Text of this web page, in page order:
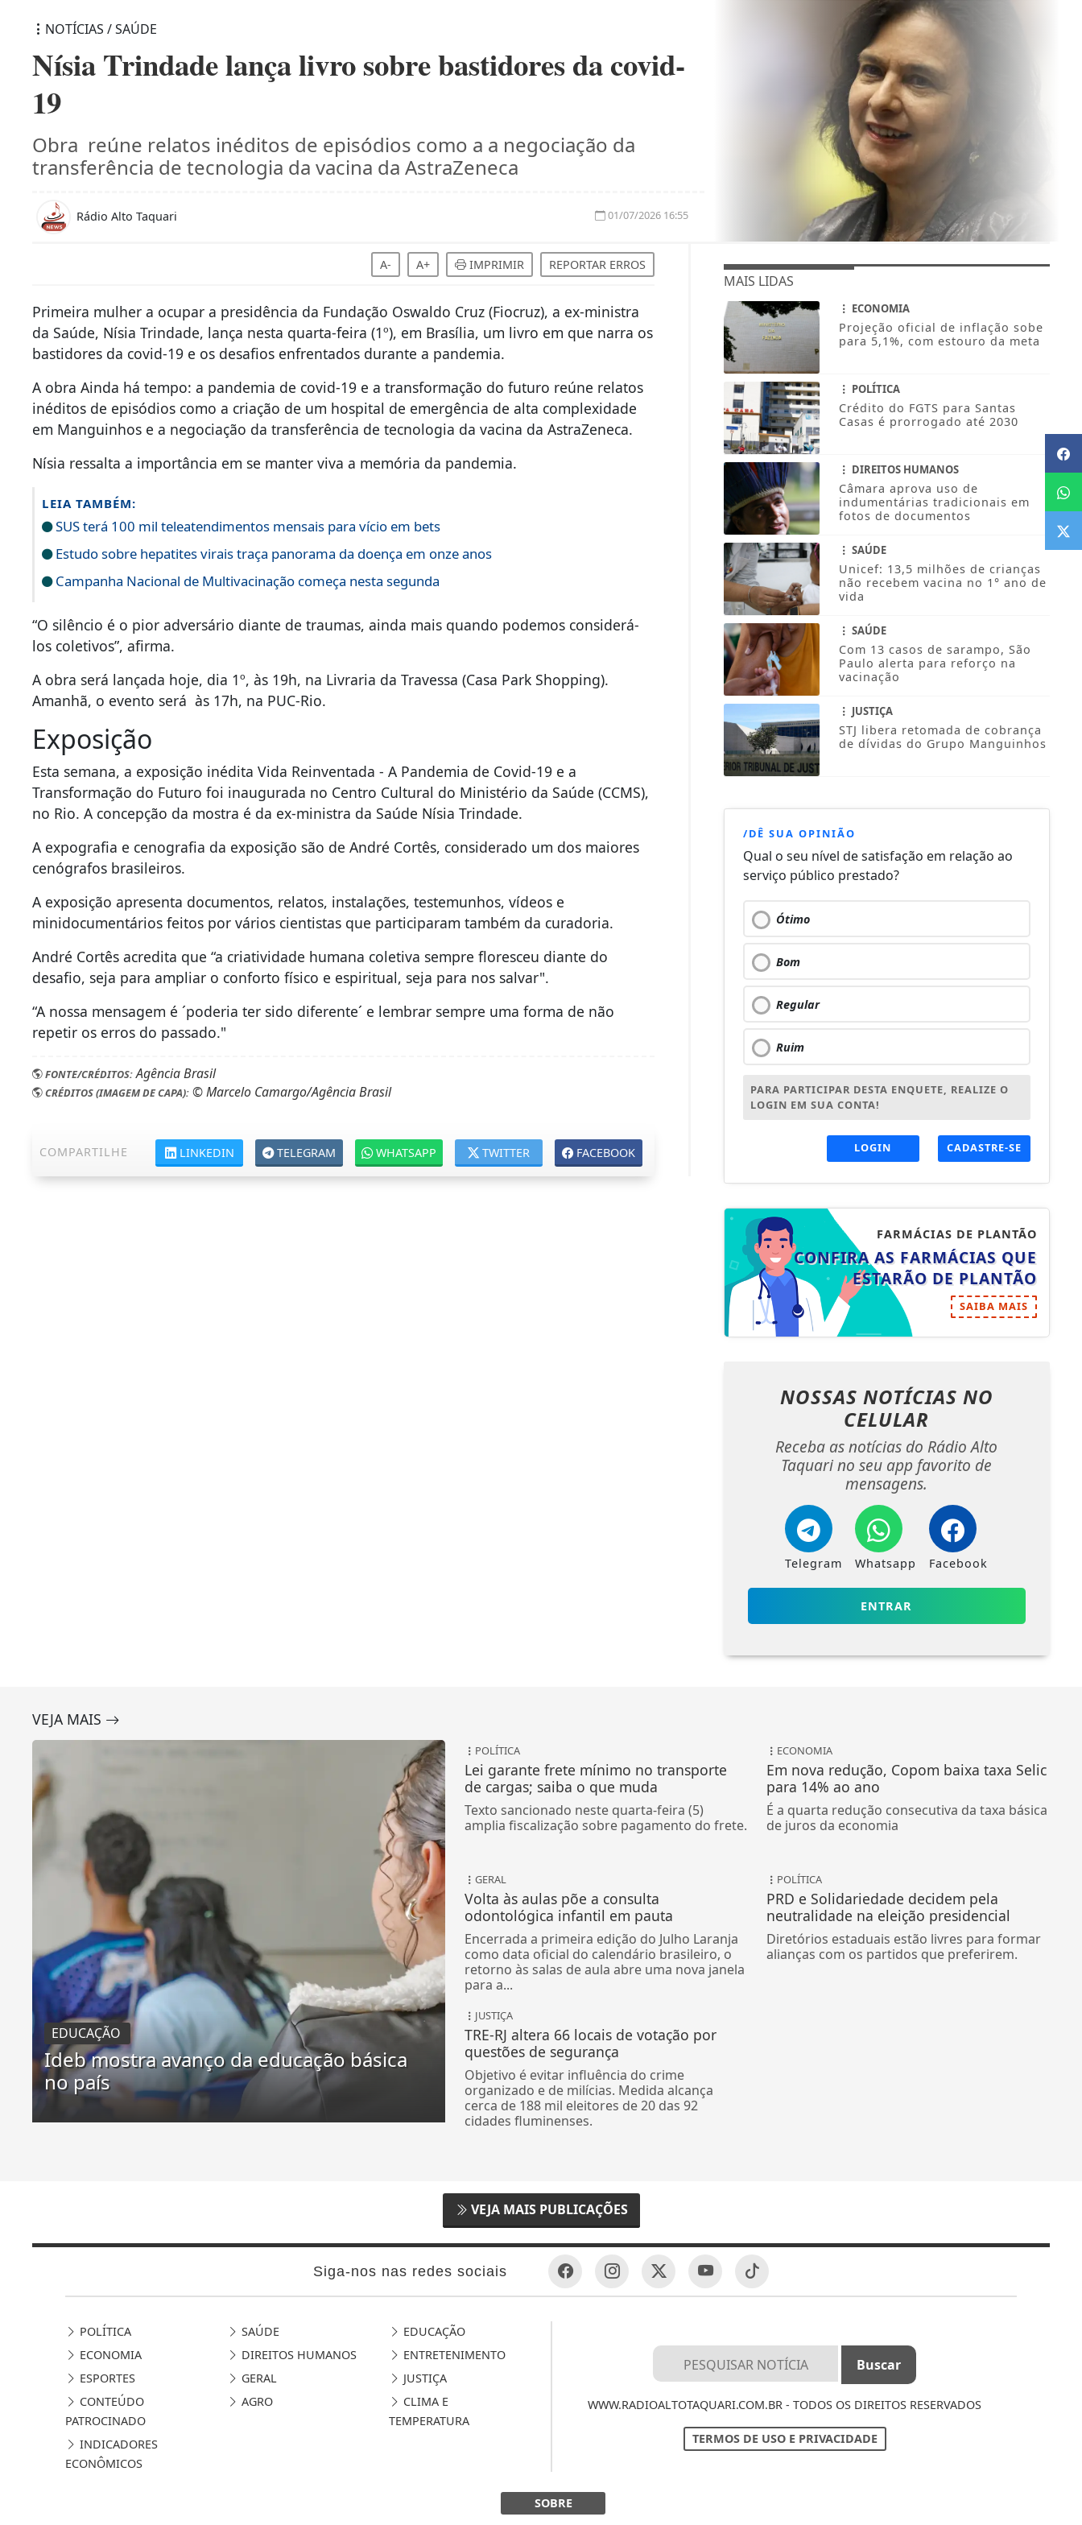
NOTÍCIAS / SAÚDE
Nísia Trindade lança livro sobre bastidores da covid-
19
Obra reúne relatos inéditos de episódios como a a negociação da
transferência de tecnologia da vacina da AstraZeneca
Rádio Alto Taquari 01/07/2026 16:55
A- A+ IMPRIMIR REPORTAR ERROS
Primeira mulher a ocupar a presidência da Fundação Oswaldo Cruz (Fiocruz), a ex-ministra
da Saúde, Nísia Trindade, lança nesta quarta-feira (1º), em Brasília, um livro em que narra os
bastidores da covid-19 e os desafios enfrentados durante a pandemia.
A obra Ainda há tempo: a pandemia de covid-19 e a transformação do futuro reúne relatos
inéditos de episódios como a criação de um hospital de emergência de alta complexidade
em Manguinhos e a negociação da transferência de tecnologia da vacina da AstraZeneca.
Nísia ressalta a importância em se manter viva a memória da pandemia.
LEIA TAMBÉM:
SUS terá 100 mil teleatendimentos mensais para vício em bets
Estudo sobre hepatites virais traça panorama da doença em onze anos
Campanha Nacional de Multivacinação começa nesta segunda
“O silêncio é o pior adversário diante de traumas, ainda mais quando podemos considerá-
los coletivos”, afirma.
A obra será lançada hoje, dia 1º, às 19h, na Livraria da Travessa (Casa Park Shopping).
Amanhã, o evento será às 17h, na PUC-Rio.
Exposição
Esta semana, a exposição inédita Vida Reinventada - A Pandemia de Covid-19 e a
Transformação do Futuro foi inaugurada no Centro Cultural do Ministério da Saúde (CCMS),
no Rio. A concepção da mostra é da ex-ministra da Saúde Nísia Trindade.
A expografia e cenografia da exposição são de André Cortês, considerado um dos maiores
cenógrafos brasileiros.
A exposição apresenta documentos, relatos, instalações, testemunhos, vídeos e
minidocumentários feitos por vários cientistas que participaram também da curadoria.
André Cortês acredita que “a criatividade humana coletiva sempre floresceu diante do
desafio, seja para ampliar o conforto físico e espiritual, seja para nos salvar".
“A nossa mensagem é ´poderia ter sido diferente´ e lembrar sempre uma forma de não
repetir os erros do passado."
FONTE/CRÉDITOS:Agência Brasil
CRÉDITOS (IMAGEM DE CAPA): © Marcelo Camargo/Agência Brasil
COMPARTILHE FACEBOOK
TWITTER
WHATSAPP
TELEGRAM
LINKEDIN
MAIS LIDAS
ECONOMIA
Projeção oficial de inflação sobe
para 5,1%, com estouro da meta
POLÍTICA
Crédito do FGTS para Santas
Casas é prorrogado até 2030
DIREITOS HUMANOS
Câmara aprova uso de
indumentárias tradicionais em
fotos de documentos
SAÚDE
Unicef: 13,5 milhões de crianças
não recebem vacina no 1° ano de
vida
SAÚDE
Com 13 casos de sarampo, São
Paulo alerta para reforço na
vacinação
JUSTIÇA
STJ libera retomada de cobrança
de dívidas do Grupo Manguinhos
/DÊ SUA OPINIÃO
Qual o seu nível de satisfação em relação ao
serviço público prestado?
Ótimo
Bom
Regular
Ruim
PARA PARTICIPAR DESTA ENQUETE, REALIZE O
LOGIN EM SUA CONTA!
LOGIN CADASTRE-SE
FARMÁCIAS DE PLANTÃO
CONFIRA AS FARMÁCIAS QUE
ESTARÃO DE PLANTÃO
SAIBA MAIS
NOSSAS NOTÍCIAS NO
CELULAR
Receba as notícias do Rádio Alto
Taquari no seu app favorito de
mensagens.
Telegram Whatsapp Facebook
ENTRAR
VEJA MAIS
EDUCAÇÃO
Ideb mostra avanço da educação básica
no país
POLÍTICA
Lei garante frete mínimo no transporte
de cargas; saiba o que muda
Texto sancionado neste quarta-feira (5)
amplia fiscalização sobre pagamento do frete.
ECONOMIA
Em nova redução, Copom baixa taxa Selic
para 14% ao ano
É a quarta redução consecutiva da taxa básica
de juros da economia
GERAL
Volta às aulas põe a consulta
odontológica infantil em pauta
Encerrada a primeira edição do Julho Laranja
como data oficial do calendário brasileiro, o
retorno às salas de aula abre uma nova janela
para a...
POLÍTICA
PRD e Solidariedade decidem pela
neutralidade na eleição presidencial
Diretórios estaduais estão livres para formar
alianças com os partidos que preferirem.
JUSTIÇA
TRE-RJ altera 66 locais de votação por
questões de segurança
Objetivo é evitar influência do crime
organizado e de milícias. Medida alcança
cerca de 188 mil eleitores de 20 das 92
cidades fluminenses.
VEJA MAIS PUBLICAÇÕES
Siga-nos nas redes sociais
POLÍTICA SAÚDE
EDUCAÇÃO
ECONOMIA
DIREITOS HUMANOS
ENTRETENIMENTO
ESPORTES
GERAL
JUSTIÇA
CONTEÚDO
PATROCINADO
AGRO
CLIMA E
TEMPERATURA
INDICADORES
ECONÔMICOS
WWW.RADIOALTOTAQUARI.COM.BR - TODOS OS DIREITOS RESERVADOS
TERMOS DE USO E PRIVACIDADE
SOBRE